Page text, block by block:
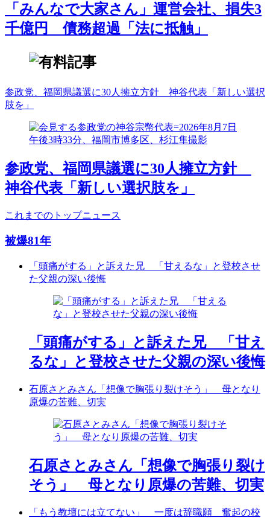
「みんなで大家さん」運営会社、損失3
千億円 債務超過「法に抵触」
参政党、福岡県議選に30人擁立方針 神谷代表「新しい選択
肢を」
参政党、福岡県議選に30人擁立方針
神谷代表「新しい選択肢を」
これまでのトップニュース
被爆81年
「頭痛がする」と訴えた兄 「甘えるな」と登校させ
た父親の深い後悔
「頭痛がする」と訴えた兄 「甘え
るな」と登校させた父親の深い後悔
石原さとみさん「想像で胸張り裂けそう」 母となり
原爆の苦難、切実
石原さとみさん「想像で胸張り裂け
そう」 母となり原爆の苦難、切実
「もう教壇には立てない」 一度は辞職願 奮起の校